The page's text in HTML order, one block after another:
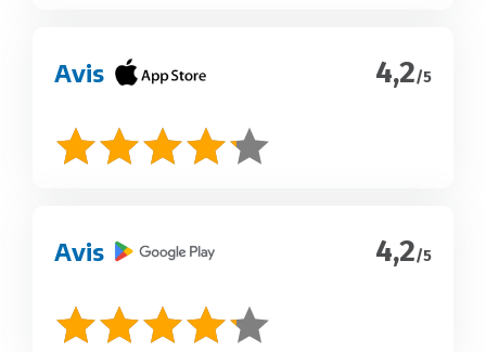
Avis 4,2/5
Avis 4,2/5